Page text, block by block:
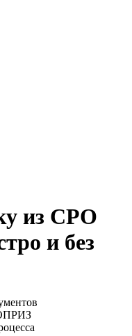
из СРО
и без